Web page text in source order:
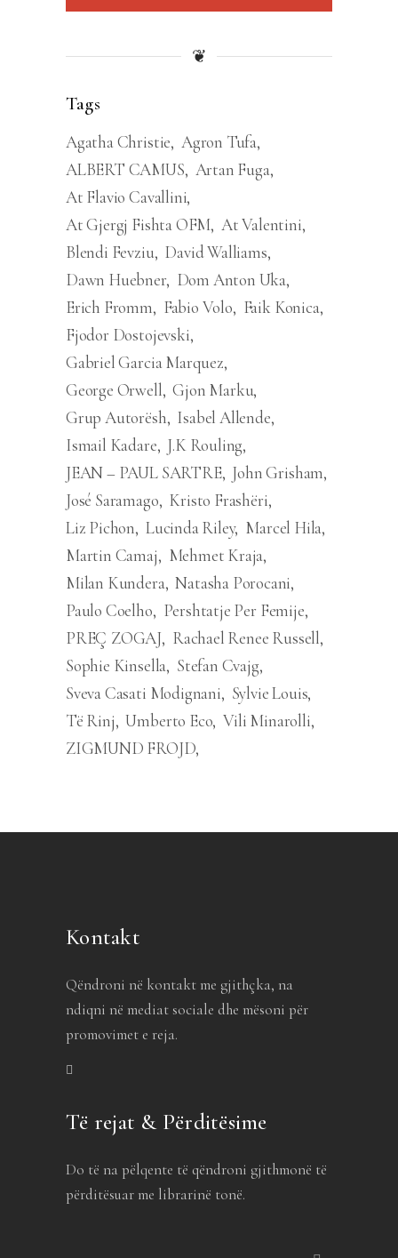
❦
Tags
Agatha Christie Agron Tufa
ALBERT CAMUS Artan Fuga
At Flavio Cavallini
At Gjergj Fishta OFM At Valentini
Blendi Fevziu David Walliams
Dawn Huebner Dom Anton Uka
Erich Fromm
Fabio Volo
Faik Konica
Fjodor Dostojevski
Gabriel Garcia Marquez
George Orwell Gjon Marku
Grup Autorësh Isabel Allende
Ismail Kadare J.K Rouling
JEAN – PAUL SARTRE John Grisham
José Saramago Kristo Frashëri
Liz Pichon Lucinda Riley Marcel Hila
Martin Camaj
Mehmet Kraja
Milan Kundera Natasha Porocani
Paulo Coelho
Pershtatje Per Femije
PREÇ ZOGAJ
Rachael Renee Russell
Sophie Kinsella Stefan Cvajg
Sveva Casati Modignani
Sylvie Louis
Të Rinj Umberto Eco Vili Minarolli
ZIGMUND FROJD
Kontakt
Qëndroni në kontakt me gjithçka, na
ndiqni në mediat sociale dhe mësoni për
promovimet e reja.
Të rejat & Përditësime
Do të na pëlqente të qëndroni gjithmonë të
përditësuar me librarinë tonë.